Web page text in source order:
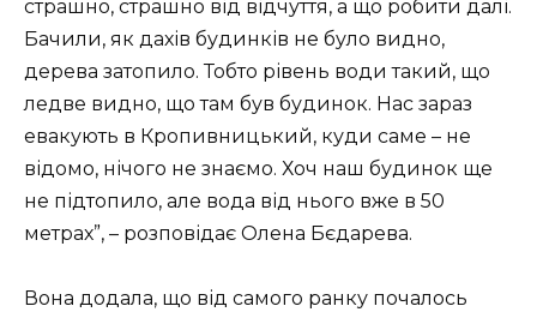
страшно, страшно від відчуття, а що робити далі.
Бачили, як дахів будинків не було видно,
дерева затопило. Тобто рівень води такий, що
ледве видно, що там був будинок. Нас зараз
евакують в Кропивницький, куди саме – не
відомо, нічого не знаємо. Хоч наш будинок ще
не підтопило, але вода від нього вже в 50
метрах”, – розповідає Олена Бєдарева.
Вона додала, що від самого ранку почалось